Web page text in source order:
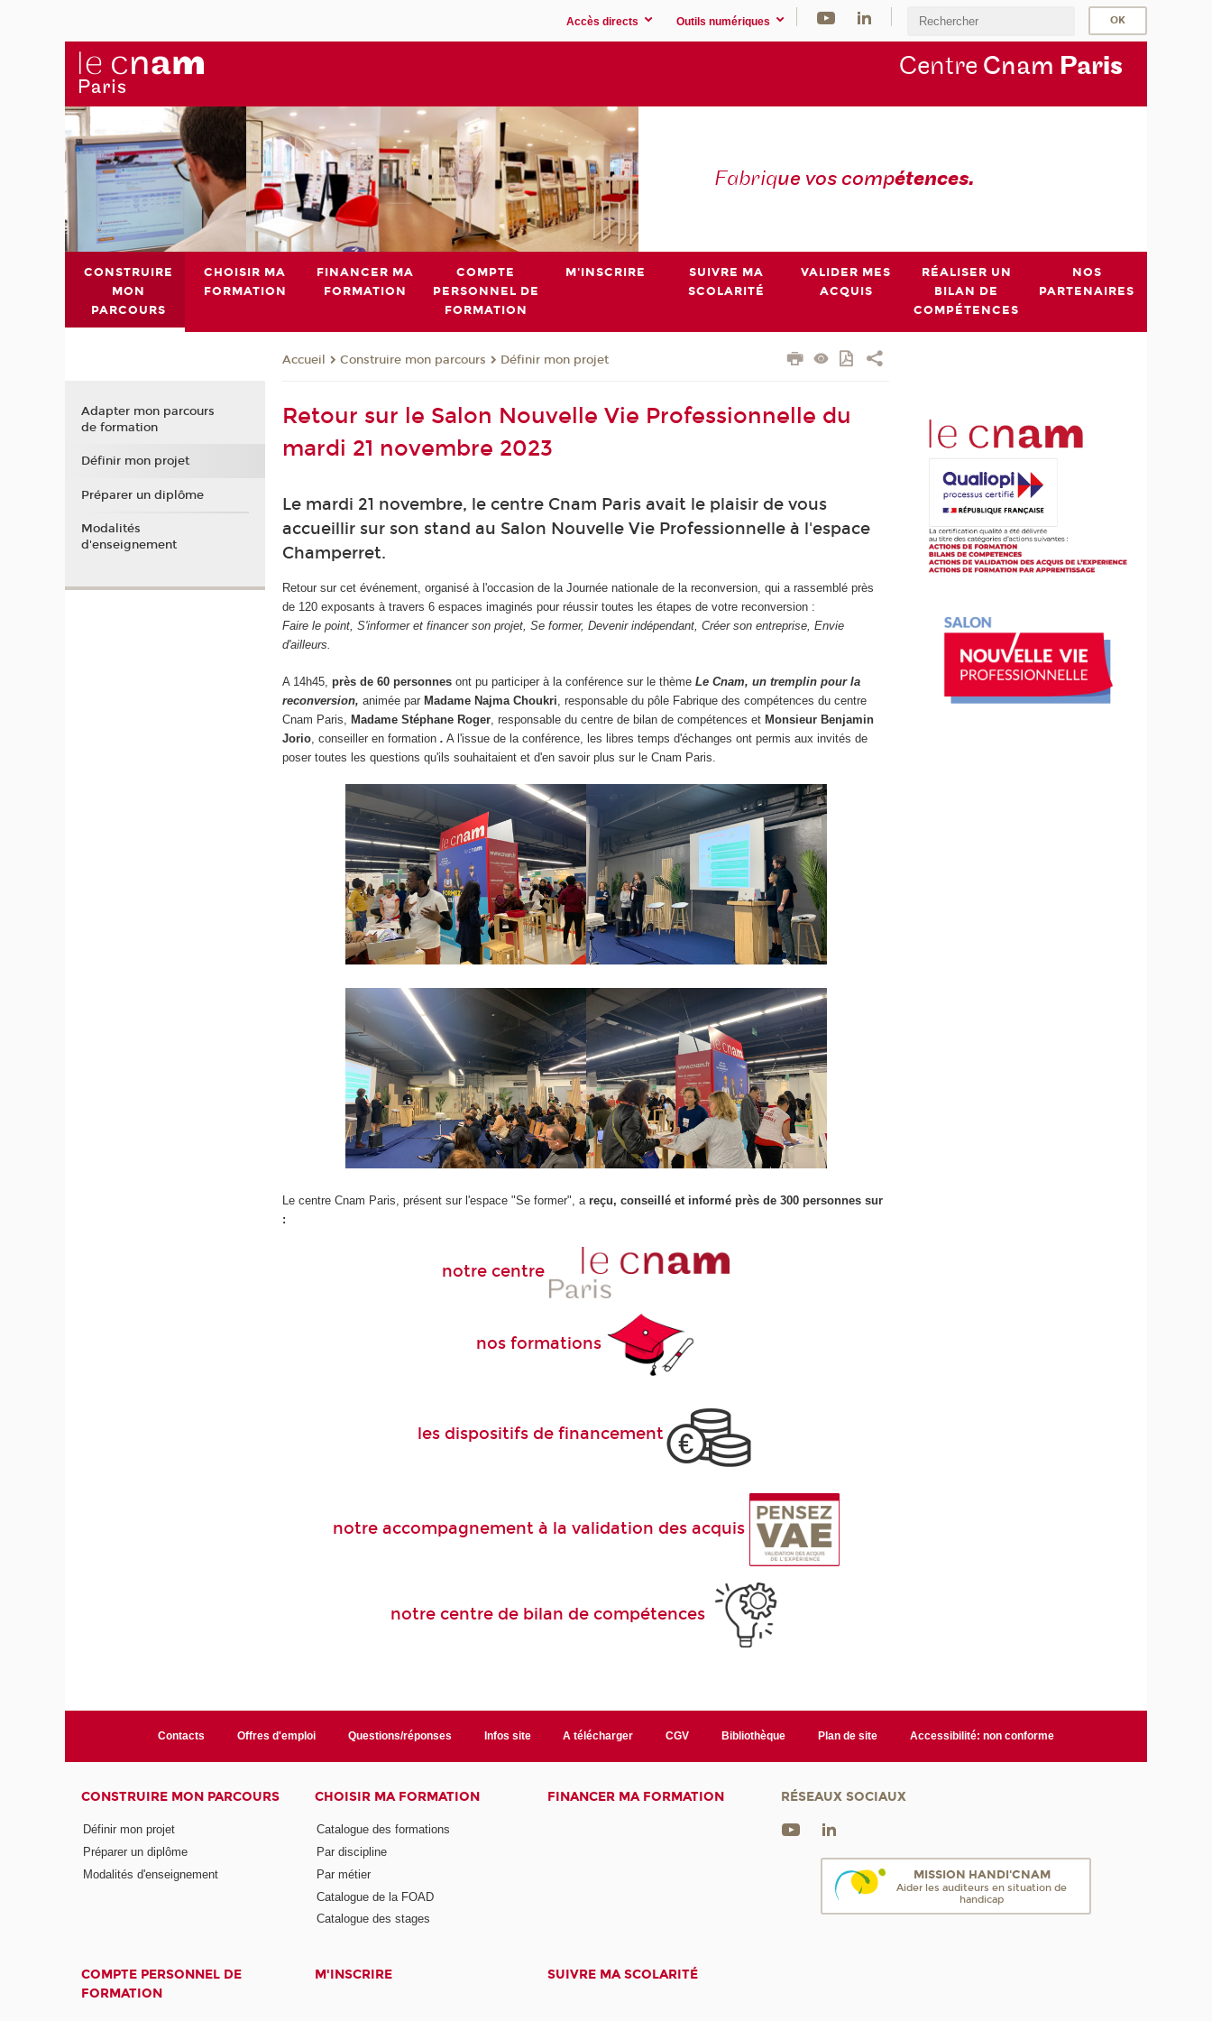
Accès directs Outils numériques
Centre Cnam Paris
Fabrique vos compétences.
CONSTRUIRE
MON
PARCOURS
CHOISIR MA
FORMATION
FINANCER MA
FORMATION
COMPTE
PERSONNEL DE
FORMATION
M'INSCRIRE
SUIVRE MA
SCOLARITÉ
VALIDER MES
ACQUIS
RÉALISER UN
BILAN DE
COMPÉTENCES
NOS
PARTENAIRES
Accueil Construire mon parcours Définir mon projet
Retour sur le Salon Nouvelle Vie Professionnelle du
mardi 21 novembre 2023
Le mardi 21 novembre, le centre Cnam Paris avait le plaisir de vous
accueillir sur son stand au Salon Nouvelle Vie Professionnelle à l'espace
Champerret.
Retour sur cet événement, organisé à l'occasion de la Journée nationale de la reconversion, qui a rassemblé près
de 120 exposants à travers 6 espaces imaginés pour réussir toutes les étapes de votre reconversion :
Faire le point, S'informer et financer son projet, Se former, Devenir indépendant, Créer son entreprise, Envie
d'ailleurs.
A 14h45,près de 60 personnes ont pu participer à la conférence sur le thèmeLe Cnam, un tremplin pour la
reconversion,animée par Madame Najma Choukri , responsable du pôle Fabrique des compétences du centre
Cnam Paris,
Madame Stéphane Roger , responsable du centre de bilan de compétences et Monsieur Benjamin
Jorio , conseiller en formation. A l'issue de la conférence, les libres temps d'échanges ont permis aux invités de
poser toutes les questions qu'ils souhaitaient et d'en savoir plus sur le Cnam Paris.
Le centre Cnam Paris, présent sur l'espace "Se former", areçu, conseillé et informé près de 300 personnes sur
:
notre centre
nos formations
les dispositifs de financement
notre accompagnement à la validation des acquis
notre centre de bilan de compétences
Adapter mon parcours
de formation
Définir mon projet
Préparer un diplôme
Modalités
d'enseignement
Contacts Offres d'emploi Questions/réponses Infos site A télécharger CGV Bibliothèque Plan de site Accessibilité: non conforme
CONSTRUIRE MON PARCOURS
Définir mon projet
Préparer un diplôme
Modalités d'enseignement
CHOISIR MA FORMATION
Catalogue des formations
Par discipline
Par métier
Catalogue de la FOAD
Catalogue des stages
FINANCER MA FORMATION
COMPTE PERSONNEL DE
FORMATION
M'INSCRIRE SUIVRE MA SCOLARITÉ
RÉSEAUX SOCIAUX
MISSION HANDI'CNAM
Aider les auditeurs en situation de
handicap